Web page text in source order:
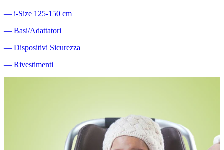
― i-Size 125-150 cm
― Basi/Adattatori
― Dispositivi Sicurezza
― Rivestimenti